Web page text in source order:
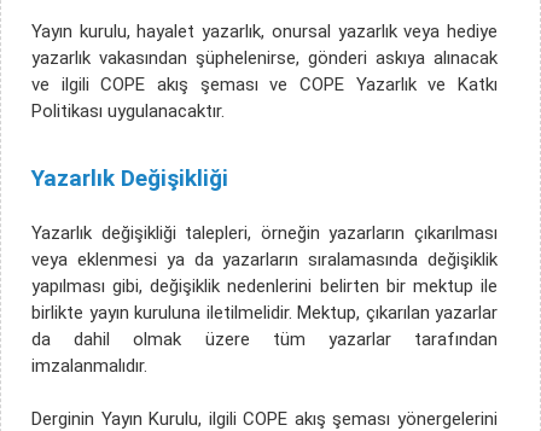
Yayın kurulu, hayalet yazarlık, onursal yazarlık veya hediye
yazarlık vakasından şüphelenirse, gönderi askıya alınacak
ve ilgili COPE akış şeması ve COPE Yazarlık ve Katkı
Politikası uygulanacaktır.
Yazarlık Değişikliği
Yazarlık değişikliği talepleri, örneğin yazarların çıkarılması
veya eklenmesi ya da yazarların sıralamasında değişiklik
yapılması gibi, değişiklik nedenlerini belirten bir mektup ile
birlikte yayın kuruluna iletilmelidir. Mektup, çıkarılan yazarlar
da dahil olmak üzere tüm yazarlar tarafından
imzalanmalıdır.
Derginin Yayın Kurulu, ilgili COPE akış şeması yönergelerini